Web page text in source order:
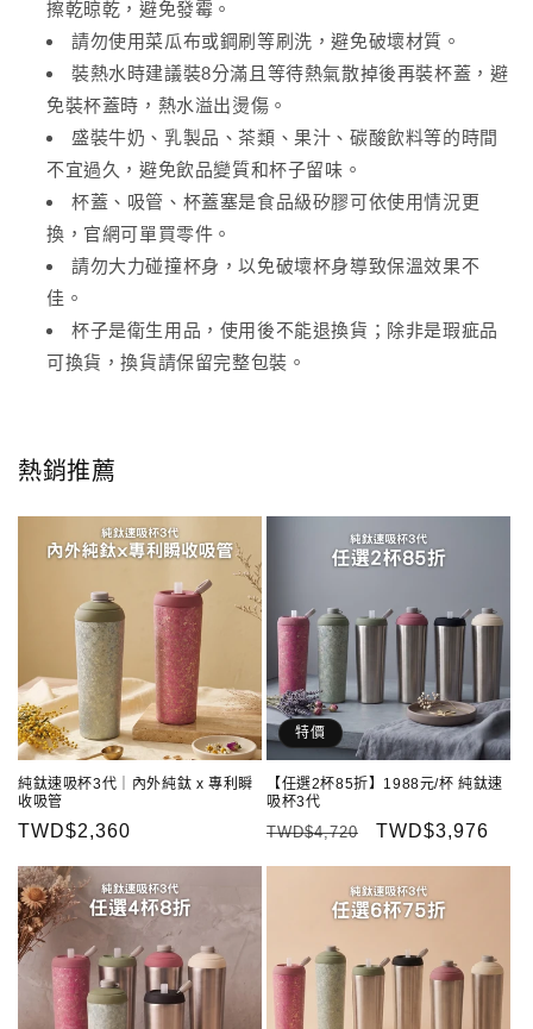
擦乾晾乾，避免發霉。
請勿使用菜瓜布或鋼刷等刷洗，避免破壞材質。
裝熱水時建議裝8分滿且等待熱氣散掉後再裝杯蓋，避
免裝杯蓋時，熱水溢出燙傷。
盛裝牛奶、乳製品、茶類、果汁、碳酸飲料等的時間
不宜過久，避免飲品變質和杯子留味。
杯蓋、吸管、杯蓋塞是食品級矽膠可依使用情況更
換，官網可單買零件。
請勿大力碰撞杯身，以免破壞杯身導致保溫效果不
佳。
杯子是衛生用品，使用後不能退換貨；除非是瑕疵品
可換貨，換貨請保留完整包裝。
熱銷推薦
純鈦速吸杯3代｜內外純鈦 x 專利瞬
收吸管
定
TWD$2,360
特價
【任選2杯85折】1988元/杯 純鈦速
吸杯3代
定
TWD$4,720
售
TWD$3,976